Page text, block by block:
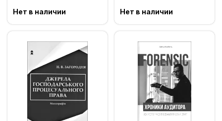
Нет в наличии Нет в наличии